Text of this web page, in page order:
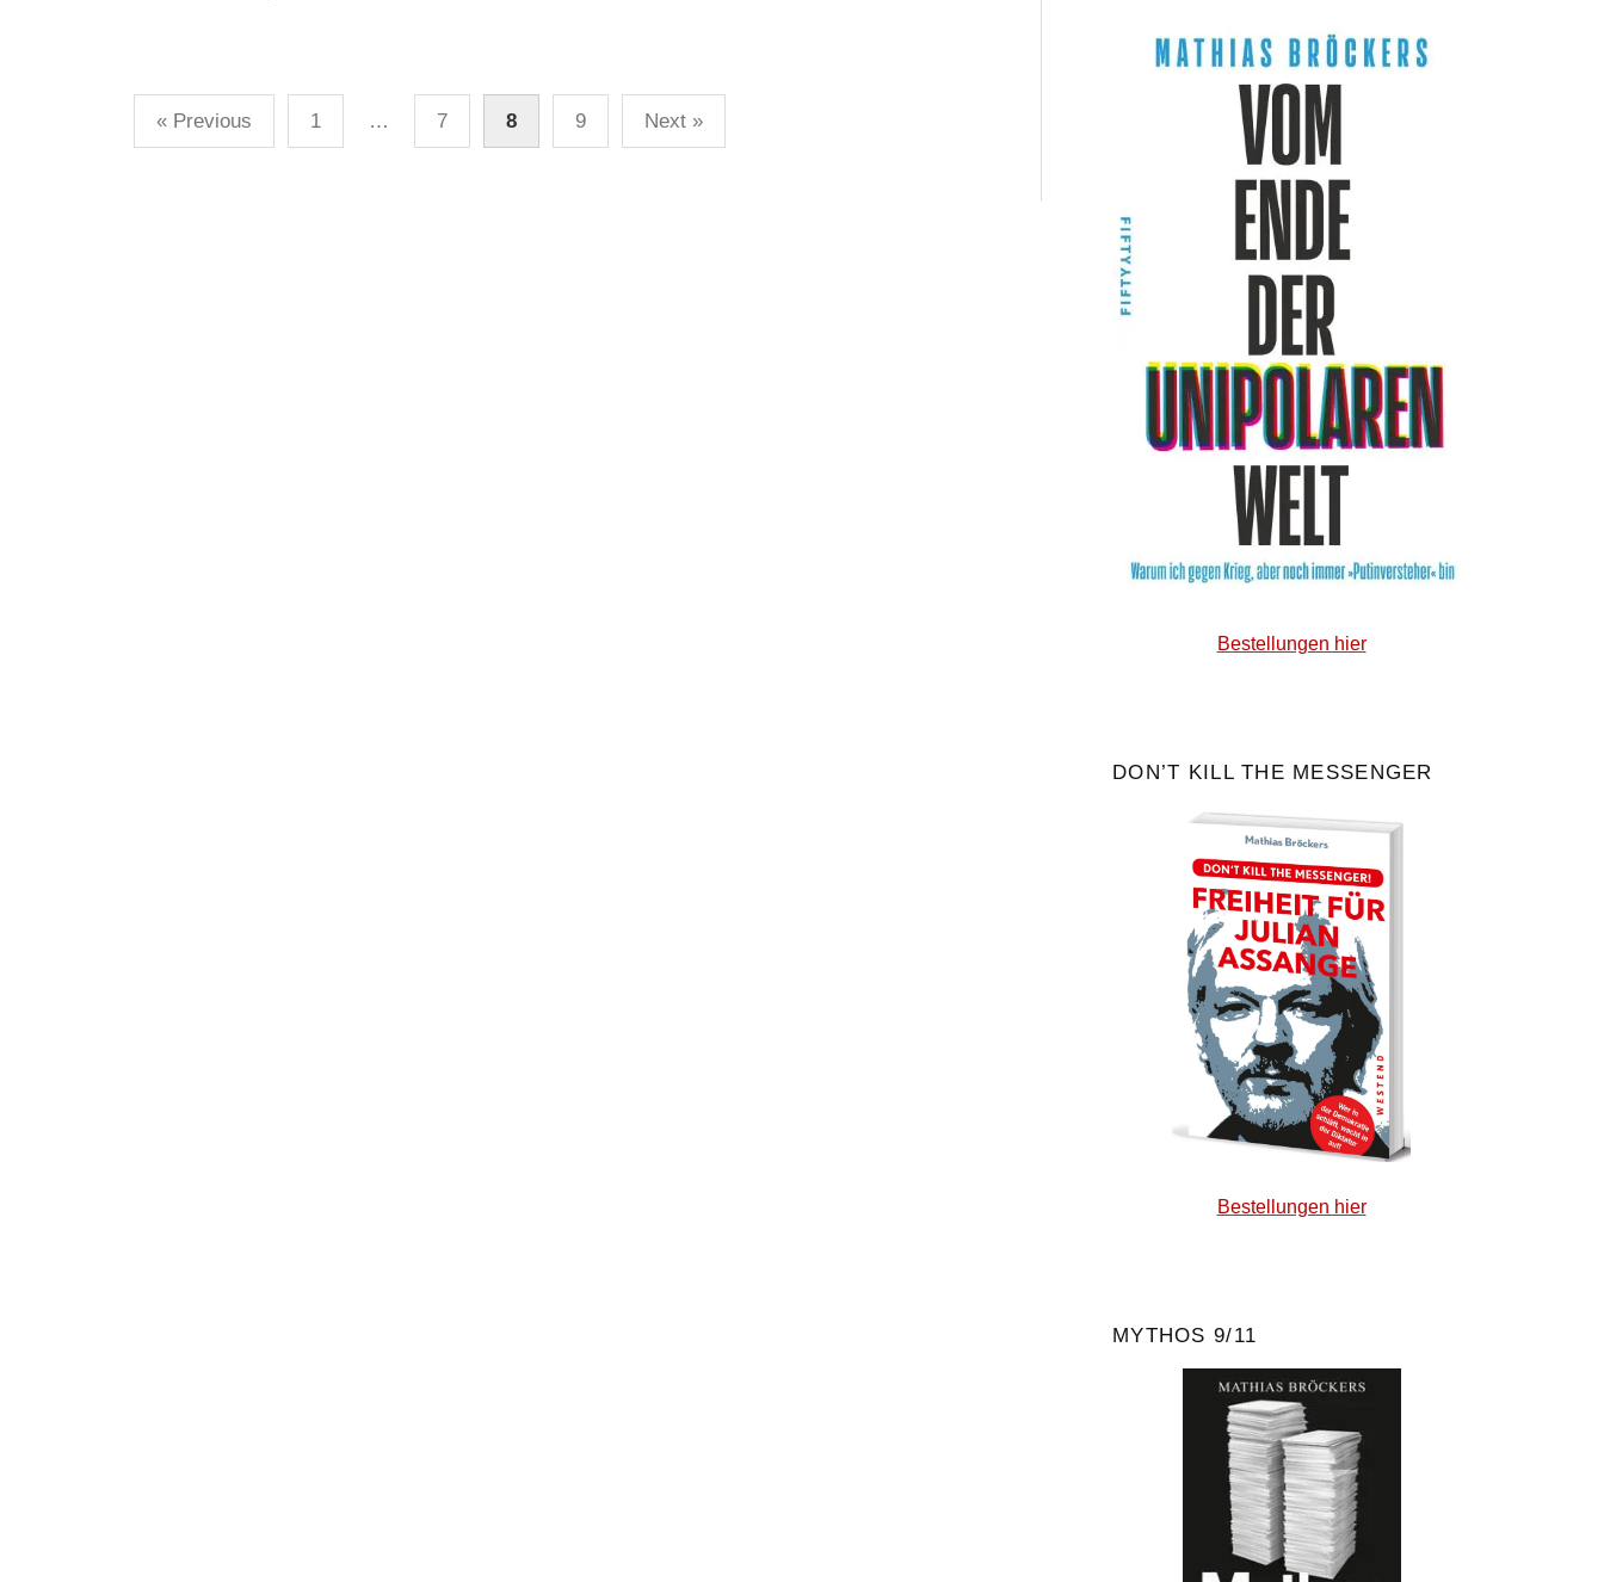
Posts
« Previous 1 … 7 8 9 Next »
Bestellungen hier
DON’T KILL THE MESSENGER
Bestellungen hier
MYTHOS 9/11